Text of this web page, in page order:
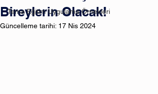
Tema Eğitim Uygulama Örnekleri
Bireylerin Olacak!
Güncelleme tarihi: 17 Nis 2024